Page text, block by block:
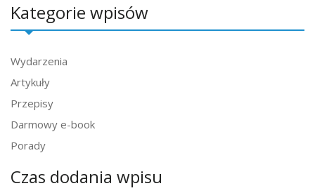
Kategorie wpisów
Wydarzenia
Artykuły
Przepisy
Darmowy e-book
Porady
Czas dodania wpisu